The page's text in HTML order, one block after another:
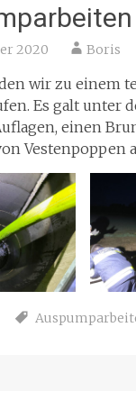
2020 Boris
wir zu einem
Es galt unter
einen
Vestenpoppen